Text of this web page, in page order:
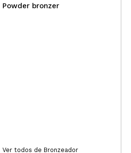
Powder bronzer
Ver todos de Bronzeador